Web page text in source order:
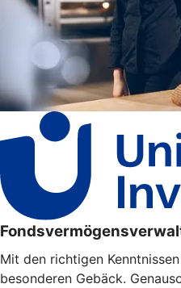
Mit den richtigen
besonderen Gebäck.